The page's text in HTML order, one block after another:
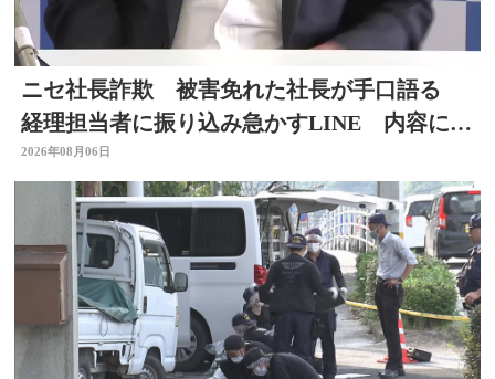
ニセ社長詐欺 被害免れた社長が手口語る
経理担当者に振り込み急かすLINE 内容に不
信感 大分
2026年08月06日